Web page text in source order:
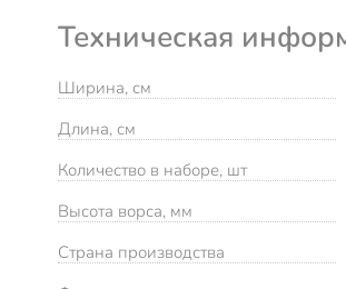
Техническая
Ширина, см
Длина, см
Количество в наборе, шт
Высота ворса, мм
Страна производства